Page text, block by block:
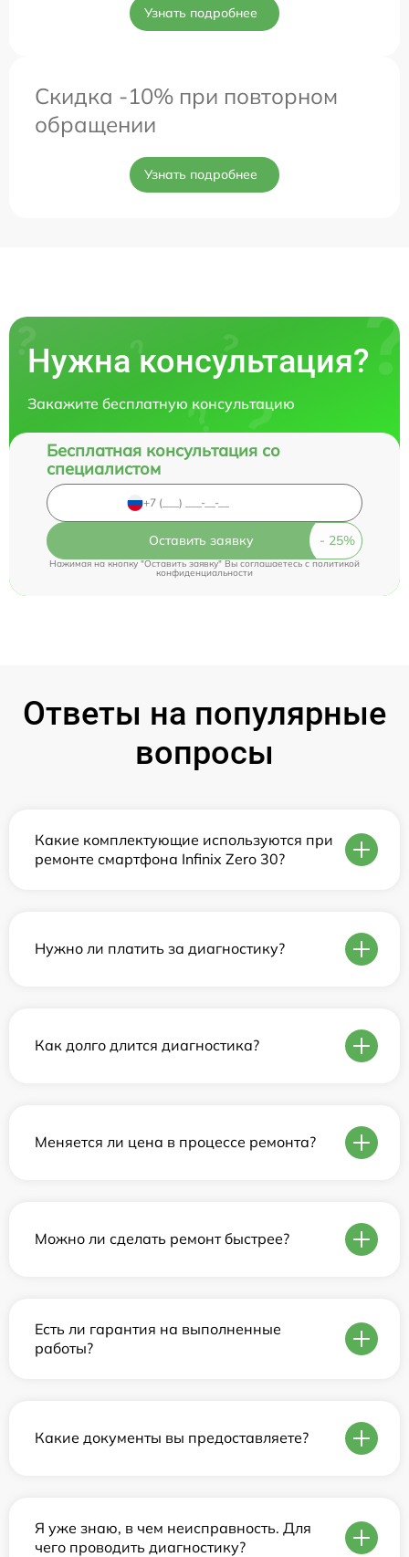
Узнать подробнее
Скидка -10% при повторном
обращении
Узнать подробнее
Нужна консультация?
Закажите бесплатную консультацию
Бесплатная консультация со
специалистом
Оставить заявку
Нажимая на кнопку "Оставить заявку" Вы соглашаетесь cполитикой
конфиденциальности
Ответы на популярные
вопросы
Какие комплектующие используются при
ремонте смартфона Infinix Zero 30?
Нужно ли платить за диагностику?
Как долго длится диагностика?
Меняется ли цена в процессе ремонта?
Можно ли сделать ремонт быстрее?
Есть ли гарантия на выполненные
работы?
Какие документы вы предоставляете?
Я уже знаю, в чем неисправность. Для
чего проводить диагностику?